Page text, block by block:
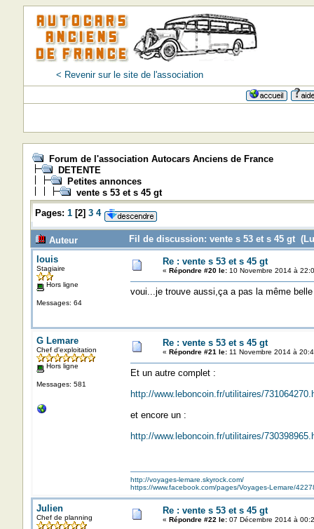
< Revenir sur le site de l'association
Forum de l'association Autocars Anciens de France
DETENTE
Petites annonces
vente s 53 et s 45 gt
Pages: 1[2] 3 4
Auteur
Fil de discussion: vente s 53 et s 45 gt
louis
Stagiaire
Hors ligne
Messages: 64
Re : vente s 53 et s 45 gt
« Répondre #20 le:10 Novembre 2014 à
voui...je trouve aussi,ça a pas la même
G Lemare
Chef d'exploitation
Hors ligne
Messages: 581
Re : vente s 53 et s 45 gt
« Répondre #21 le:11 Novembre 2014 à
Et un autre complet :
http://www.leboncoin.fr/utilitaires/
et encore un :
http://www.leboncoin.fr/utilitaires/
http://voyages-lemare.skyrock.com/
https://www.facebook.com/pages/Voyages-Lemare/
Julien
Chef de planning
Re : vente s 53 et s 45 gt
« Répondre #22 le:07 Décembre 2014 à